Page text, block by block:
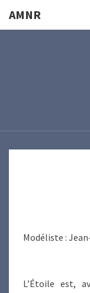
AMNR
Modéliste :
L’Étoile est,